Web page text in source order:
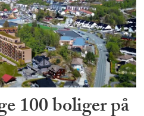
100 boliger på